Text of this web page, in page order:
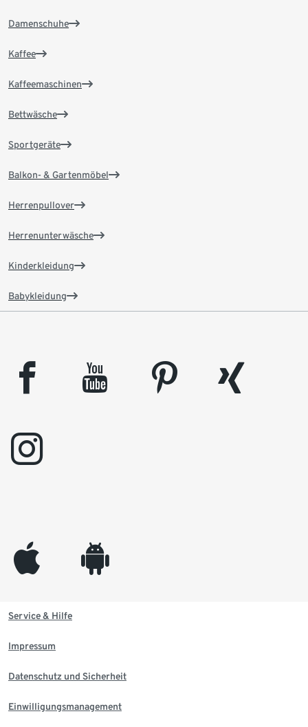
Damenschuhe
Kaffee
Kaffeemaschinen
Bettwäsche
Sportgeräte
Balkon- & Gartenmöbel
Herrenpullover
Herrenunterwäsche
Kinderkleidung
Babykleidung
facebook youtube pinterest
xing
instagram
appleinc android
Service & Hilfe
Impressum
Datenschutz und Sicherheit
Einwilligungsmanagement